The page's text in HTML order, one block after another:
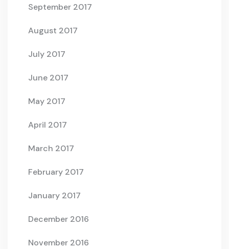
September 2017
August 2017
July 2017
June 2017
May 2017
April 2017
March 2017
February 2017
January 2017
December 2016
November 2016